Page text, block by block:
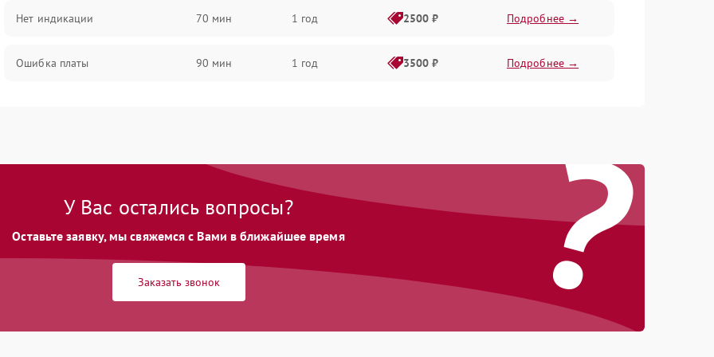
Нет индикации 70 мин 1 год 2500 ₽ Подробнее →
Ошибка платы 90 мин 1 год 3500 ₽ Подробнее →
?
У Вас остались вопросы?
Оставьте заявку, мы свяжемся с Вами в ближайшее время
Заказать звонок